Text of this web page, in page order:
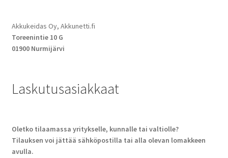
Akkukeidas Oy, Akkunetti.fi
Toreenintie 10 G
01900 Nurmijärvi
Laskutusasiakkaat
Oletko tilaamassa yritykselle, kunnalle tai valtiolle?
Tilauksen voi jättää sähköpostilla tai alla olevan lomakkeen
avulla.